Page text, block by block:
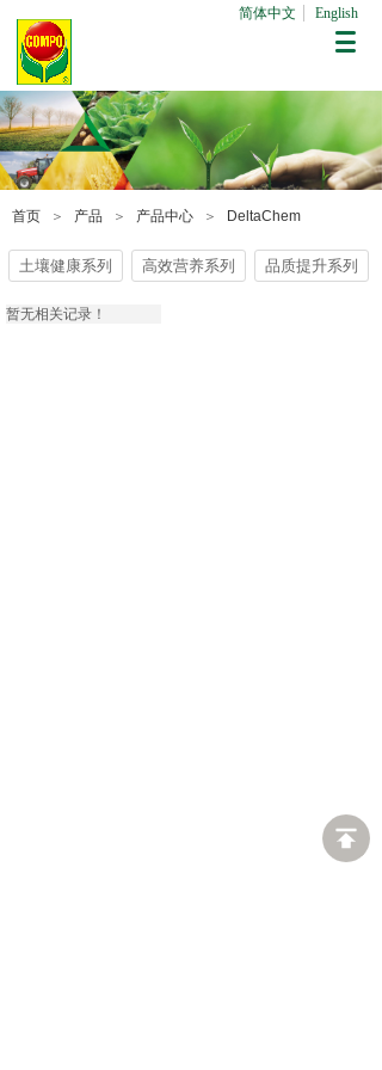
首页 ＞ 产品 ＞ 产品中心 ＞ DeltaChem
土壤健康系列 高效营养系列 品质提升系列
暂无相关记录！
简体中文 English